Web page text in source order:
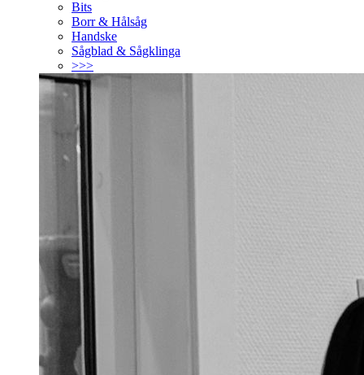
Bits
Borr & Hålsåg
Handske
Sågblad & Sågklinga
>>>